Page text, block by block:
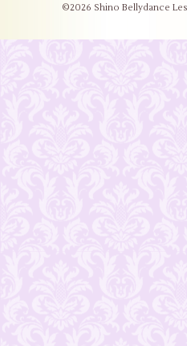
©2026 Shino Bellydance